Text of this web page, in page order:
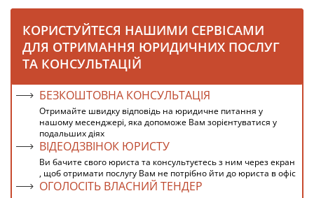
КОРИСТУЙТЕСЯ НАШИМИ СЕРВІСАМИ
ДЛЯ ОТРИМАННЯ ЮРИДИЧНИХ ПОСЛУГ
ТА КОНСУЛЬТАЦІЙ
БЕЗКОШТОВНА КОНСУЛЬТАЦІЯ
Отримайте швидку відповідь на юридичне питання у
нашому месенджері, яка допоможе Вам зорієнтуватися у
подальших діях
ВІДЕОДЗВІНОК ЮРИСТУ
Ви бачите свого юриста та консультуєтесь з ним через екран
, щоб отримати послугу Вам не потрібно йти до юриста в офіс
ОГОЛОСІТЬ ВЛАСНИЙ ТЕНДЕР